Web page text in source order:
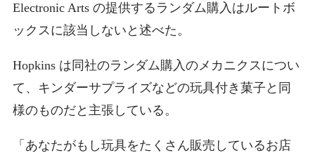
Electronic Arts の提供するランダム購入はルートボ
ックスに該当しないと述べた。
Hopkins は同社のランダム購入のメカニクスについ
て、キンダーサプライズなどの玩具付き菓子と同
様のものだと主張している。
「あなたがもし玩具をたくさん販売しているお店